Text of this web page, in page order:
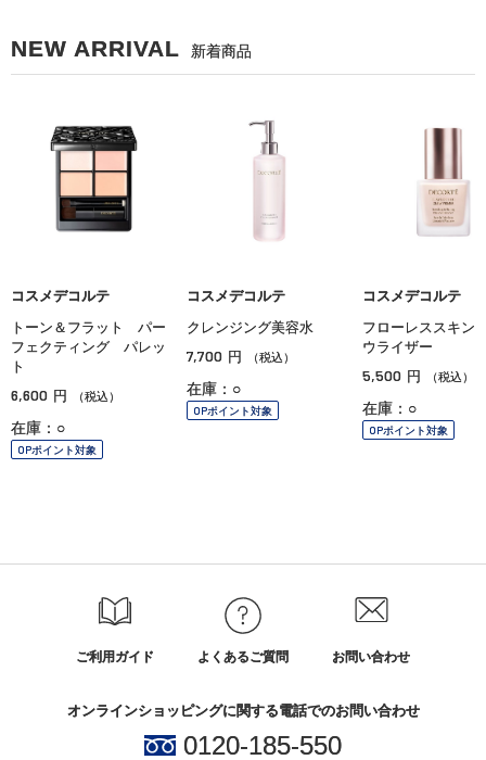
NEW ARRIVAL 新着商品
コスメデコルテ
トーン＆フラット パー
フェクティング パレッ
ト
6,600 円 （税込）
在庫：○
OPポイント対象
コスメデコルテ
クレンジング美容水
7,700 円 （税込）
在庫：○
OPポイント対象
コスメデコルテ
フローレススキ
ウライザー
5,500 円 （税込）
在庫：○
OPポイント対象
ご利用ガイド よくあるご質問 お問い合わせ
オンラインショッピングに関する電話でのお問い合わせ
0120-185-550